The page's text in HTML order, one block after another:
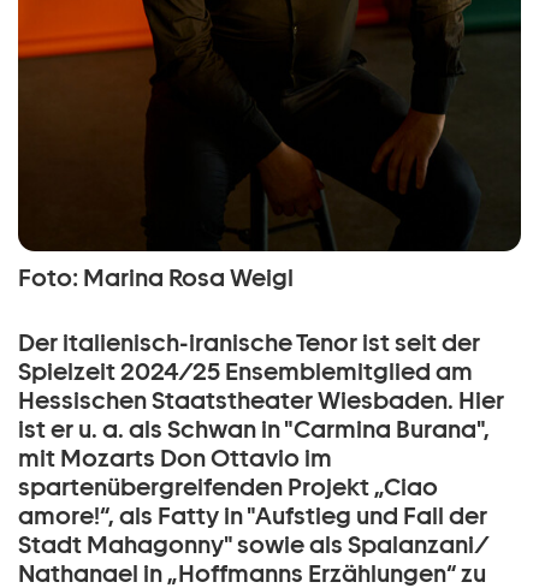
Foto: Marina Rosa Weigl
Der italienisch-iranische Tenor ist seit der
Spielzeit 2024/25 Ensemblemitglied am
Hessischen Staatstheater Wiesbaden. Hier
ist er u. a. als Schwan in "Carmina Burana",
mit Mozarts Don Ottavio im
spartenübergreifenden Projekt „Ciao
amore!“, als Fatty in "Aufstieg und Fall der
Stadt Mahagonny" sowie als Spalanzani/
Nathanael in „Hoffmanns Erzählungen“ zu